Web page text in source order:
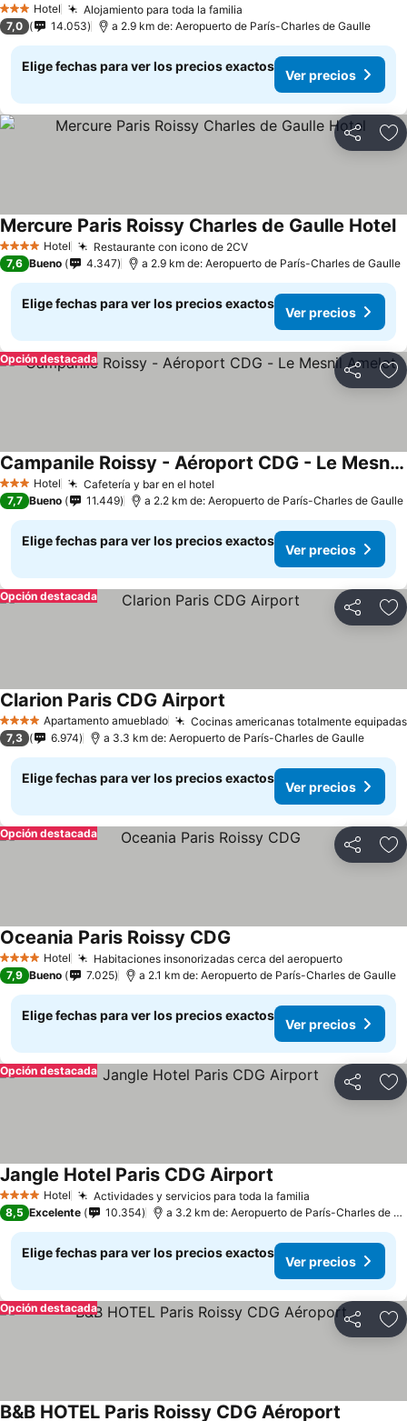
3 Estrellas
Hotel Alojamiento para toda la familia
7,0 14.053 a 2.9 km de: Aeropuerto de París-Charles de Gaulle
Elige fechas para ver los precios exactos
Ver precios
Compartir
4 EstrellasHotel Restaurante con icono de 2CV
Mercure Paris Roissy Charles de Gaulle Hotel
7,6 Bueno 4.347 a 2.9 km de: Aeropuerto de París-Charles de Gaulle
Elige fechas para ver los precios exactos
Ver precios
Compartir
Opción destacada
3 Estrellas
Hotel Cafetería y bar en el hotel
Campanile Roissy - Aéroport CDG - Le Mesnil Amelot
7,7 Bueno 11.449 a 2.2 km de: Aeropuerto de París-Charles de Gaulle
Elige fechas para ver los precios exactos
Ver precios
Compartir
Opción destacada
4 EstrellasApartamento amueblado Cocinas americanas totalmente equipadas
Clarion Paris CDG Airport
7,3 6.974 a 3.3 km de: Aeropuerto de París-Charles de Gaulle
Elige fechas para ver los precios exactos
Ver precios
Compartir
Opción destacada
4 EstrellasHotel Habitaciones insonorizadas cerca del aeropuerto
Oceania Paris Roissy CDG
7,9 Bueno 7.025 a 2.1 km de: Aeropuerto de París-Charles de Gaulle
Elige fechas para ver los precios exactos
Ver precios
Compartir
Opción destacada
4 EstrellasHotel Actividades y servicios para toda la familia
Jangle Hotel Paris CDG Airport
8,5 Excelente 10.354 a 3.2 km de: Aeropuerto de París-Charles de Gaulle
Elige fechas para ver los precios exactos
Ver precios
Compartir
Opción destacada
B&B HOTEL Paris Roissy CDG Aéroport